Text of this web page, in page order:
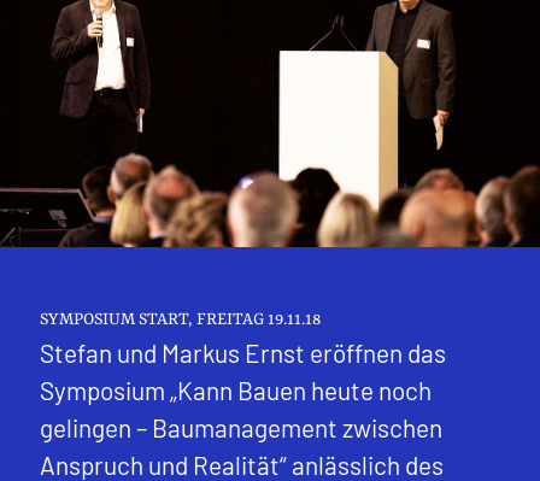
SYMPOSIUM START, FREITAG 19.11.18
Stefan und Markus Ernst eröffnen das
Symposium „Kann Bauen heute noch
gelingen – Baumanagement zwischen
Anspruch und Realität“ anlässlich des